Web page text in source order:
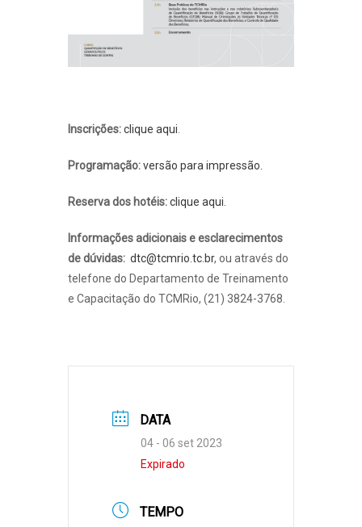
Inscrições:clique aqui
Programação:versão para impressão.
Reserva dos hotéis:clique aqui.
Informações adicionais e esclarecimentos
de dúvidas: dtc@tcmrio.tc.br, ou através do
telefone do Departamento de Treinamento
e Capacitação do TCMRio, (21) 3824-3768.
DATA
04 - 06 set 2023
Expirado
TEMPO